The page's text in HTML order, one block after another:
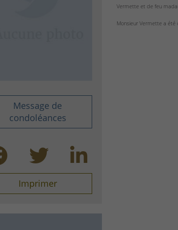
Message de
condoléances
Imprimer
Vermette et de feu
Monsieur Vermette a été